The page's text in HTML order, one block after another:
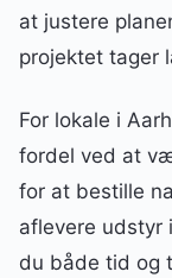
at justere
projektet tager
For lokale i
fordel ved at
for at bestille
aflevere udstyr
du både tid og